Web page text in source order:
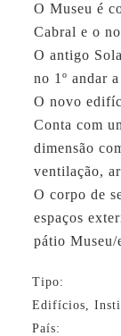
O Museu é
Cabral e o
O antigo
no 1º andar
O novo
Conta com
dimensão
ventilação,
O corpo de
espaços
pátio Museu/
Tipo:
Edifícios,
País: